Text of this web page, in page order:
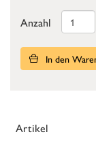
Anzahl
In den
Artikel